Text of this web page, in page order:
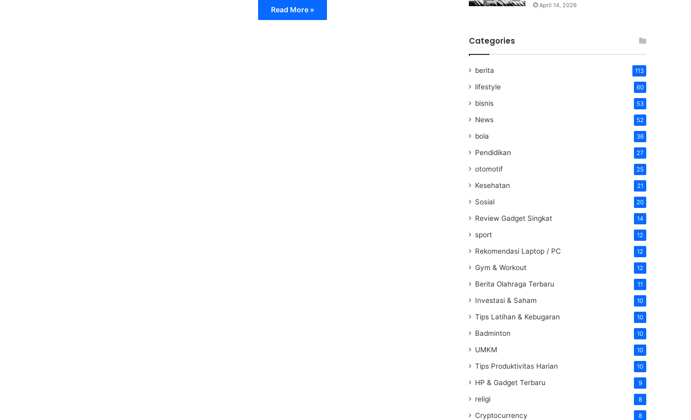
Read More » April 14, 2026
Categories
berita 113
lifestyle 60
bisnis 53
News 52
bola 36
Pendidikan 27
otomotif 25
Kesehatan 21
Sosial 20
Review Gadget Singkat 14
sport 12
Rekomendasi Laptop / PC 12
Gym & Workout 12
Berita Olahraga Terbaru 11
Investasi & Saham 10
Tips Latihan & Kebugaran 10
Badminton 10
UMKM 10
Tips Produktivitas Harian 10
HP & Gadget Terbaru 9
religi 8
Cryptocurrency 8